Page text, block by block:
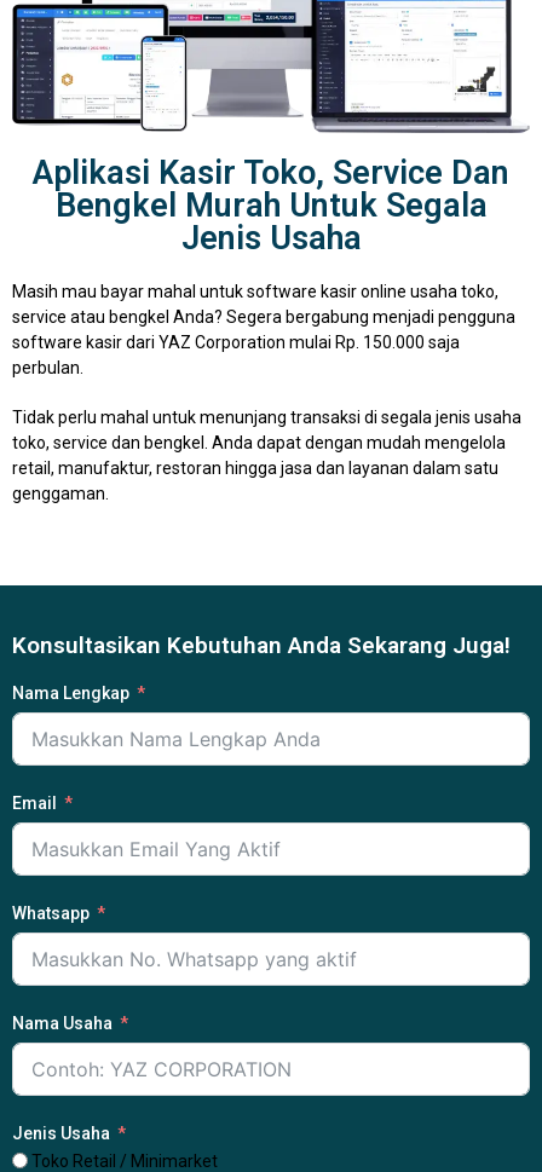
Aplikasi Kasir Toko, Service Dan
Bengkel Murah Untuk Segala
Jenis Usaha
Masih mau bayar mahal untuk software kasir online usaha toko,
service atau bengkel Anda? Segera bergabung menjadi pengguna
software kasir dari YAZ Corporation mulai Rp. 150.000 saja
perbulan.
Tidak perlu mahal untuk menunjang transaksi di segala jenis usaha
toko, service dan bengkel. Anda dapat dengan mudah mengelola
retail, manufaktur, restoran hingga jasa dan layanan dalam satu
genggaman.
Konsultasikan Kebutuhan Anda Sekarang Juga!
Nama Lengkap
Email
Whatsapp
Nama Usaha
Jenis Usaha
Toko Retail / Minimarket